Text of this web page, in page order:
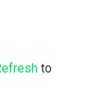
to